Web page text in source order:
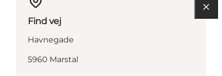
Find vej
Havnegade
5960 Marstal